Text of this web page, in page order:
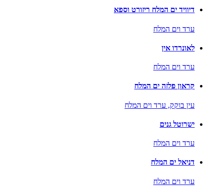
דיוויד ים המלח ריזורט וספא
ערד וים המלח
לאונרדו אין
ערד וים המלח
קראון פלזה ים המלח
עין בוקק, ערד וים המלח
ישרוטל גנים
ערד וים המלח
דניאל ים המלח
ערד וים המלח